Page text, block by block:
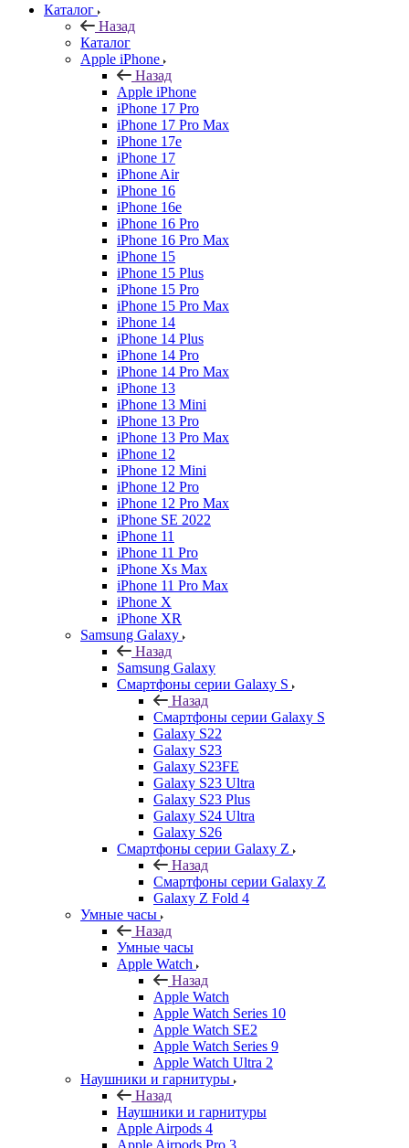
Каталог
Назад
Каталог
Apple iPhone
Назад
Apple iPhone
iPhone 17 Pro
iPhone 17 Pro Max
iPhone 17e
iPhone 17
iPhone Air
iPhone 16
iPhone 16e
iPhone 16 Pro
iPhone 16 Pro Max
iPhone 15
iPhone 15 Plus
iPhone 15 Pro
iPhone 15 Pro Max
iPhone 14
iPhone 14 Plus
iPhone 14 Pro
iPhone 14 Pro Max
iPhone 13
iPhone 13 Mini
iPhone 13 Pro
iPhone 13 Pro Max
iPhone 12
iPhone 12 Mini
iPhone 12 Pro
iPhone 12 Pro Max
iPhone SE 2022
iPhone 11
iPhone 11 Pro
iPhone Xs Max
iPhone 11 Pro Max
iPhone X
iPhone XR
Samsung Galaxy
Назад
Samsung Galaxy
Смартфоны серии Galaxy S
Назад
Смартфоны серии Galaxy S
Galaxy S22
Galaxy S23
Galaxy S23FE
Galaxy S23 Ultra
Galaxy S23 Plus
Galaxy S24 Ultra
Galaxy S26
Смартфоны серии Galaxy Z
Назад
Смартфоны серии Galaxy Z
Galaxy Z Fold 4
Умные часы
Назад
Умные часы
Apple Watch
Назад
Apple Watch
Apple Watch Series 10
Apple Watch SE2
Apple Watch Series 9
Apple Watch Ultra 2
Наушники и гарнитуры
Назад
Наушники и гарнитуры
Apple Airpods 4
Apple Airpods Pro 3